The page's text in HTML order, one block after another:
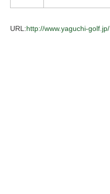
URL:http://www.yaguchi-golf.jp/